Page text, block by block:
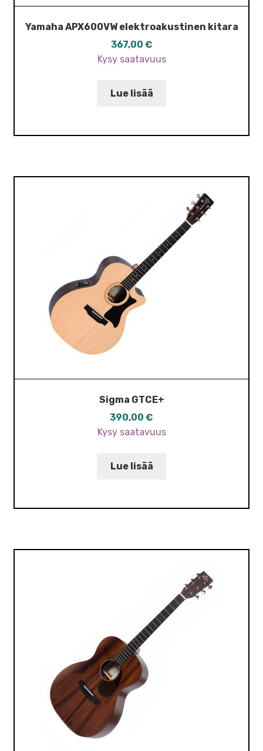
Yamaha APX600VW elektroakustinen kitara
367,00 €
Kysy saatavuus
Lue lisää
Sigma GTCE+
390,00 €
Kysy saatavuus
Lue lisää